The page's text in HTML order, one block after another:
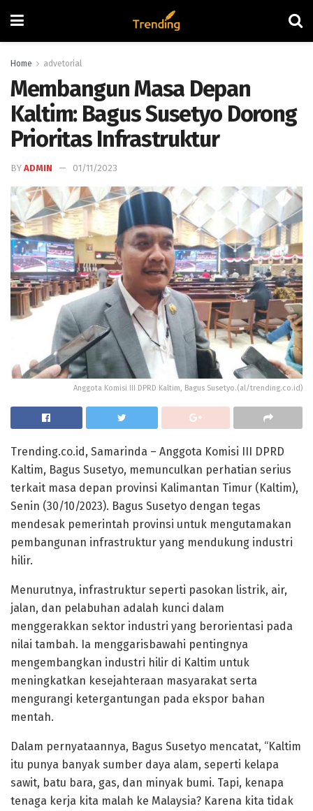
Home advetorial
Membangun Masa Depan
Kaltim: Bagus Susetyo Dorong
Prioritas Infrastruktur
BY ADMIN 01/11/2023
Anggota Komisi III DPRD Kaltim, Bagus Susetyo.(al/trending.co.id)
Trending.co.id, Samarinda – Anggota Komisi III DPRD
Kaltim, Bagus Susetyo, memunculkan perhatian serius
terkait masa depan provinsi Kalimantan Timur (Kaltim),
Senin (30/10/2023). Bagus Susetyo dengan tegas
mendesak pemerintah provinsi untuk mengutamakan
pembangunan infrastruktur yang mendukung industri
hilir.
Menurutnya, infrastruktur seperti pasokan listrik, air,
jalan, dan pelabuhan adalah kunci dalam
menggerakkan sektor industri yang berorientasi pada
nilai tambah. Ia menggarisbawahi pentingnya
mengembangkan industri hilir di Kaltim untuk
meningkatkan kesejahteraan masyarakat serta
mengurangi ketergantungan pada ekspor bahan
mentah.
Dalam pernyataannya, Bagus Susetyo mencatat, “Kaltim
itu punya banyak sumber daya alam, seperti kelapa
sawit, batu bara, gas, dan minyak bumi. Tapi, kenapa
tenaga kerja kita malah ke Malaysia? Karena kita tidak